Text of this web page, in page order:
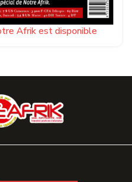
Afrik est disponible